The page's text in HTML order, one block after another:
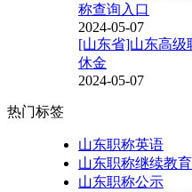
称查询入口
2024-05-07
[山东省]山东高级
休金
2024-05-07
热门标签
山东职称英语
山东职称继续教
山东职称公示